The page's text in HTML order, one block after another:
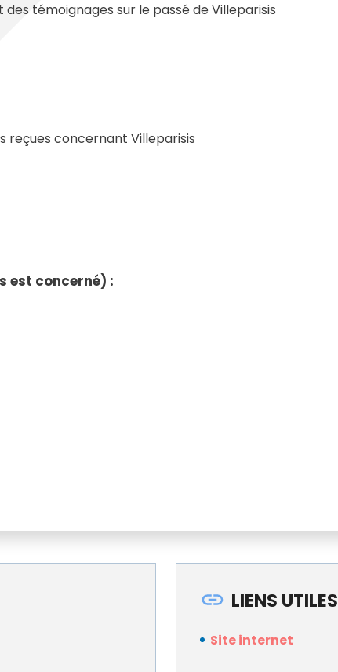
témoignages sur le passé de Villeparisis
reçues concernant Villeparisis
est concerné) :
LIENS UTILES
Site internet